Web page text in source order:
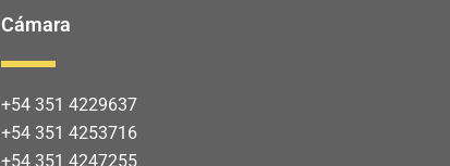
Cámara
+54 351 4229637
+54 351 4253716
+54 351 4247255